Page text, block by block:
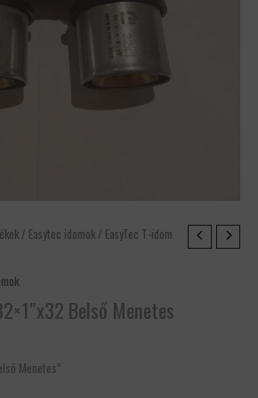
/ Easytec idomok / EasyTec T-idom
Belső Menetes
Menetes”